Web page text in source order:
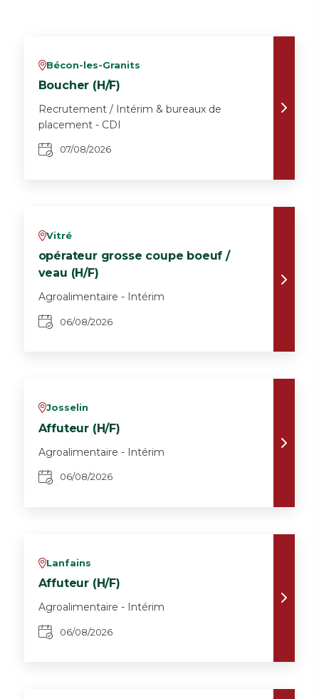
vBécon-les-Granits
Boucher (H/F)
Recrutement / Intérim & bureaux de
placement - CDI
07/08/2026
vVitré
opérateur grosse coupe boeuf /
veau (H/F)
Agroalimentaire - Intérim
06/08/2026
vJosselin
Affuteur (H/F)
Agroalimentaire - Intérim
06/08/2026
vLanfains
Affuteur (H/F)
Agroalimentaire - Intérim
06/08/2026